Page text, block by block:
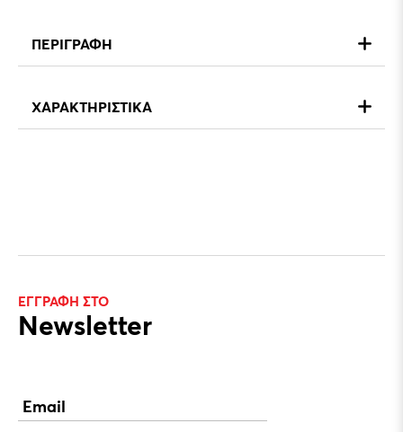
ΠΕΡΙΓΡΑΦΗ
ΧΑΡΑΚΤΗΡΙΣΤΙΚΑ
ΕΓΓΡΑΦΗ ΣΤΟ
Newsletter